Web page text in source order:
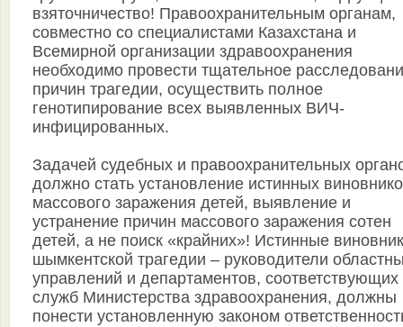
взяточничество! Правоохранительным органам,
совместно со специалистами Казахстана и
Всемирной организации здравоохранения
необходимо провести тщательное
причин трагедии, осуществить полное
генотипирование всех выявленных ВИЧ-
инфицированных.
Задачей судебных и правоохранительных
должно стать установление истинных
массового заражения детей, выявление и
устранение причин массового заражения сотен
детей, а не поиск «крайних»! Истинные
шымкентской трагедии – руководители
управлений и департаментов, соответствующих
служб Министерства здравоохранения, должны
понести установленную законом